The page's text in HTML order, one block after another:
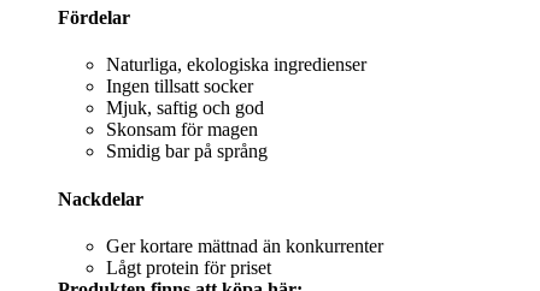
Fördelar
Naturliga, ekologiska ingredienser
Ingen tillsatt socker
Mjuk, saftig och god
Skonsam för magen
Smidig bar på språng
Nackdelar
Ger kortare mättnad än konkurrenter
Lågt protein för priset